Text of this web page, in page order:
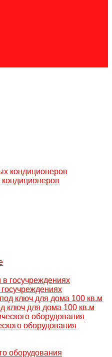
ключ для дома 100 кв.м
оборудования